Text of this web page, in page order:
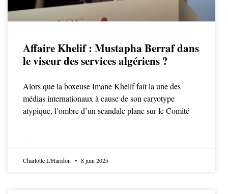
Affaire Khelif : Mustapha Berraf dans
le viseur des services algériens ?
Alors que la boxeuse Imane Khelif fait la une des
médias internationaux à cause de son caryotype
atypique, l’ombre d’un scandale plane sur le Comité
Charlotte L'Haridon 8 juin 2025